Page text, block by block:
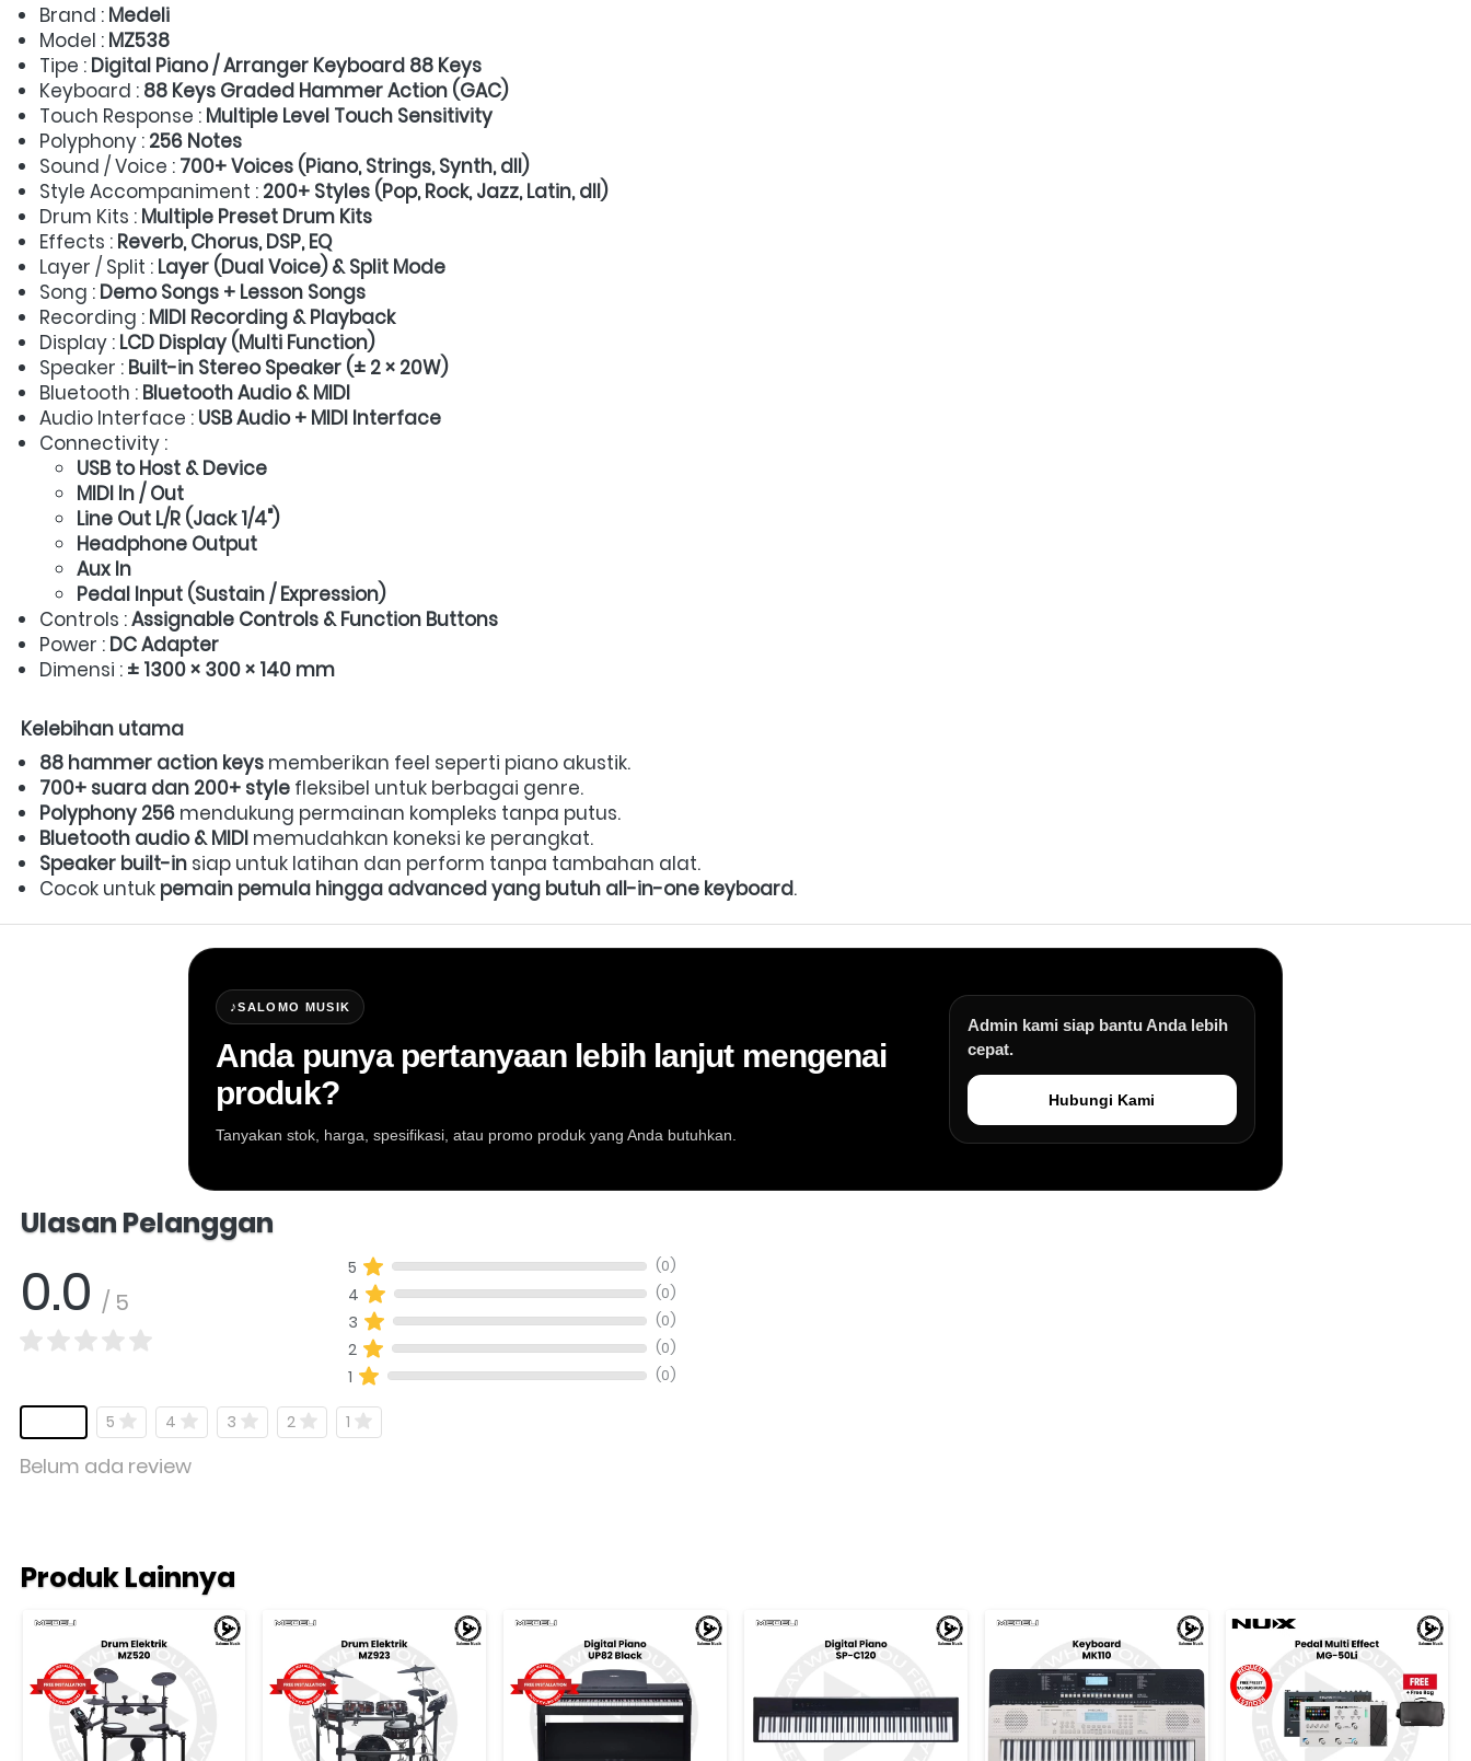
Brand : Medeli
Model : MZ538
Tipe : Digital Piano / Arranger Keyboard 88 Keys
Keyboard : 88 Keys Graded Hammer Action (GAC)
Touch Response : Multiple Level Touch Sensitivity
Polyphony : 256 Notes
Sound / Voice : 700+ Voices (Piano, Strings, Synth, dll)
Style Accompaniment : 200+ Styles (Pop, Rock, Jazz, Latin, dll)
Drum Kits : Multiple Preset Drum Kits
Effects : Reverb, Chorus, DSP, EQ
Layer / Split : Layer (Dual Voice) & Split Mode
Song : Demo Songs + Lesson Songs
Recording : MIDI Recording & Playback
Display : LCD Display (Multi Function)
Speaker : Built-in Stereo Speaker (± 2 × 20W)
Bluetooth : Bluetooth Audio & MIDI
Audio Interface : USB Audio + MIDI Interface
Connectivity :
USB to Host & Device
MIDI In / Out
Line Out L/R (Jack 1/4")
Headphone Output
Aux In
Pedal Input (Sustain / Expression)
Controls : Assignable Controls & Function Buttons
Power : DC Adapter
Dimensi : ± 1300 × 300 × 140 mm
Kelebihan utama
88 hammer action keys memberikan feel seperti piano akustik.
700+ suara dan 200+ style fleksibel untuk berbagai genre.
Polyphony 256 mendukung permainan kompleks tanpa putus.
Bluetooth audio & MIDI memudahkan koneksi ke perangkat.
Speaker built-in siap untuk latihan dan perform tanpa tambahan alat.
Cocok untuk pemain pemula hingga advanced yang butuh all-in-one keyboard.
♪SALOMO MUSIK
Anda punya pertanyaan lebih lanjut mengenai
produk?
Tanyakan stok, harga, spesifikasi, atau promo produk yang Anda butuhkan.
Admin kami siap bantu Anda lebih
cepat.
Hubungi Kami
Ulasan Pelanggan
0.0 / 5
5 (0)
4 (0)
3 (0)
2 (0)
1 (0)
5 4 3 2 1
Belum ada review
Produk Lainnya